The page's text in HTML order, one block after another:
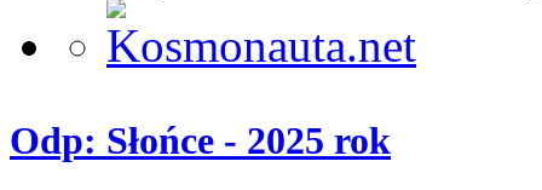
Odp: Słońce - 2025 rok